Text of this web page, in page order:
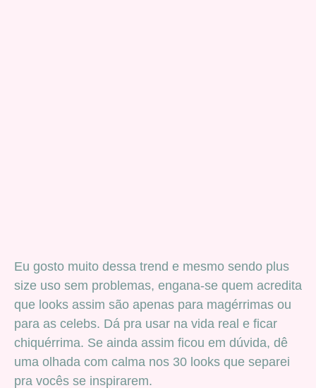
Eu gosto muito dessa trend e mesmo sendo plus
size uso sem problemas, engana-se quem acredita
que looks assim são apenas para magérrimas ou
para as celebs. Dá pra usar na vida real e ficar
chiquérrima. Se ainda assim ficou em dúvida, dê
uma olhada com calma nos 30 looks que separei
pra vocês se inspirarem.